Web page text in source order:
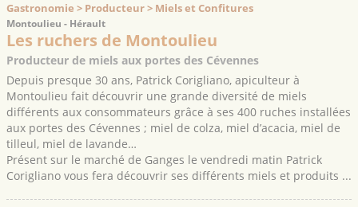
Gastronomie > Producteur > Miels et Confitures
Montoulieu - Hérault
Les ruchers de Montoulieu
Producteur de miels aux portes des Cévennes
Depuis presque 30 ans, Patrick Corigliano, apiculteur à
Montoulieu fait découvrir une grande diversité de miels
différents aux consommateurs grâce à ses 400 ruches installées
aux portes des Cévennes ; miel de colza, miel d’acacia, miel de
tilleul, miel de lavande…
Présent sur le marché de Ganges le vendredi matin Patrick
Corigliano vous fera découvrir ses différents miels et produits ...